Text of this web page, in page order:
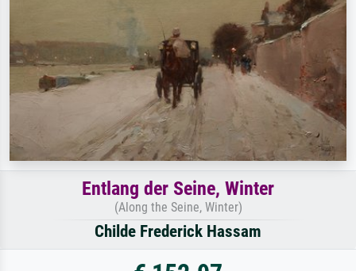
Entlang der Seine, Winter
(Along the Seine, Winter)
Childe Frederick Hassam